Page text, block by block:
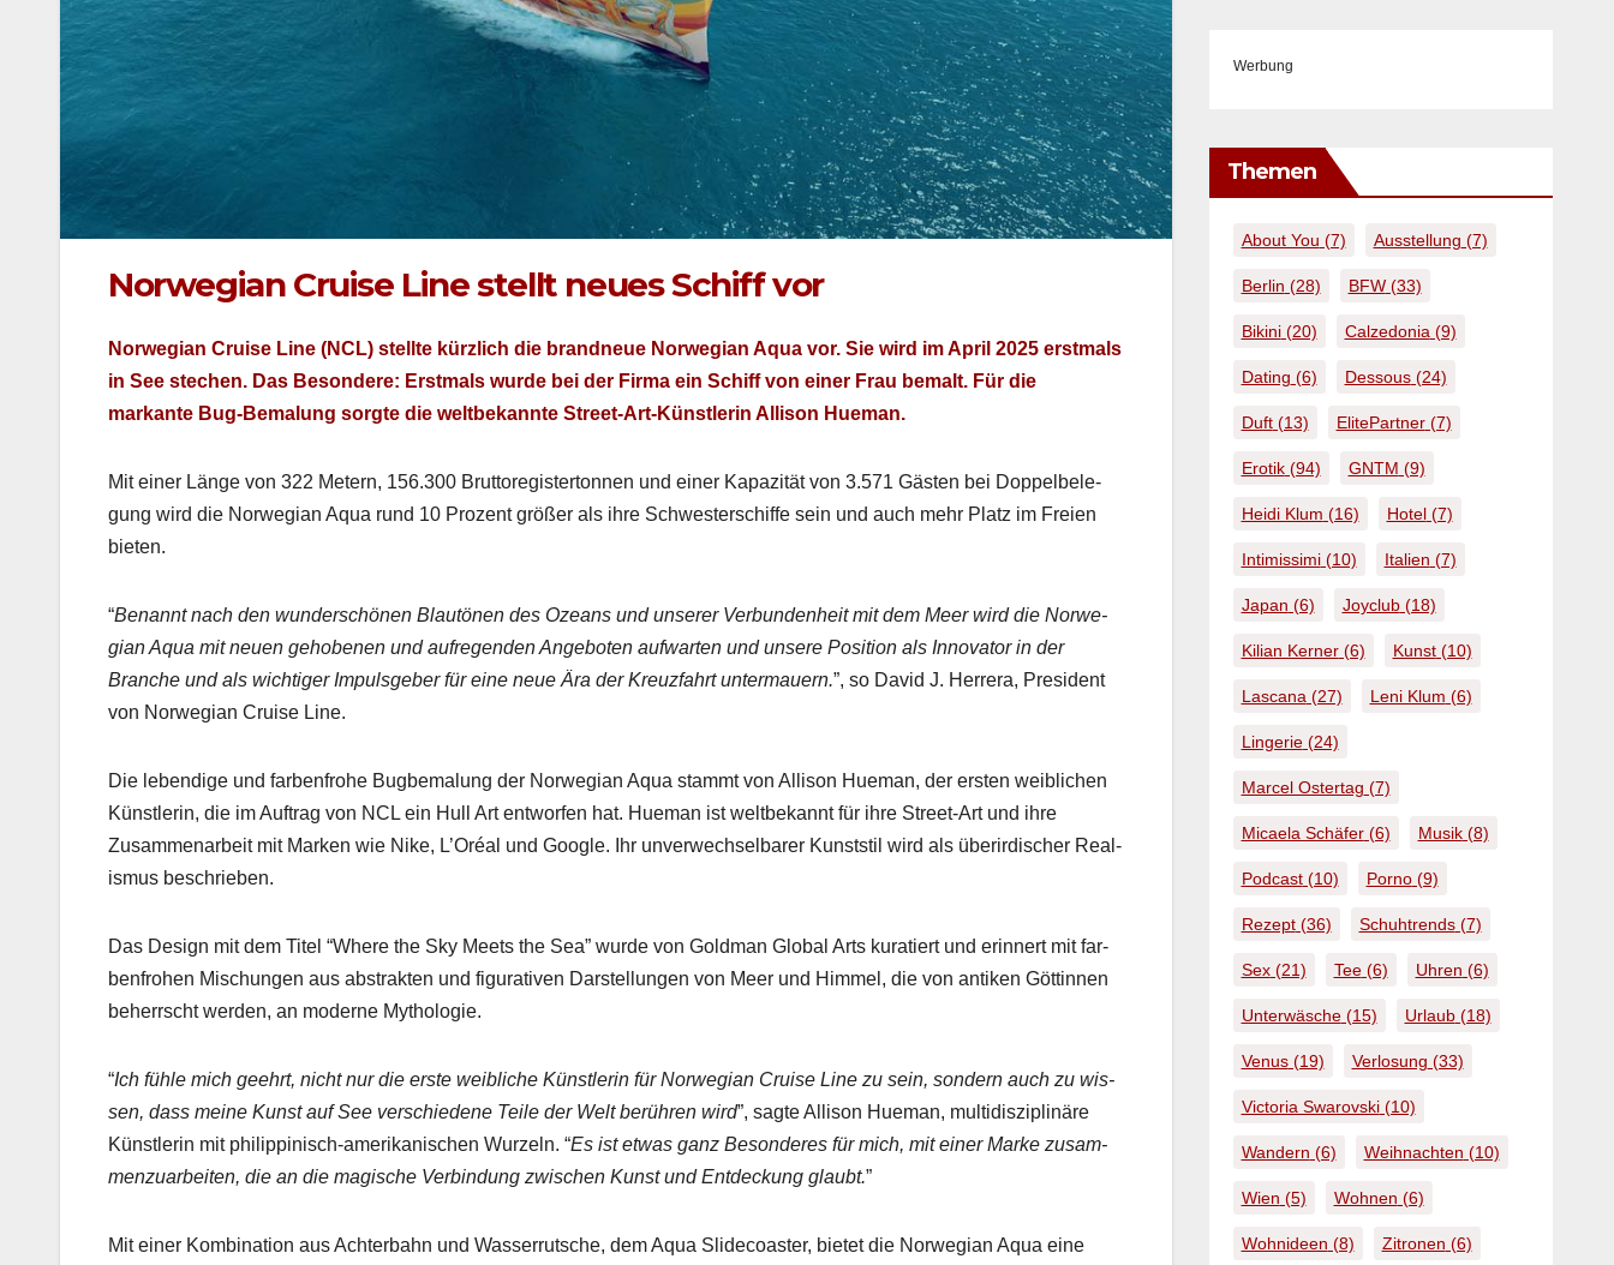
Norwegian Cruise Line stellt neues Schiff vor
Nor­we­gian Cruise Line (NCL) stellte kür­zlich die brand­neue Nor­we­gian Aqua vor. Sie wird im April 2025 erst­mals
in See stechen. Das Beson­dere: Erst­mals wurde bei der Fir­ma ein Schiff von ein­er Frau bemalt. Für die
markante Bug-Bemalung sorgte die welt­bekan­nte Street-Art-Kün­st­lerin Alli­son Hue­man.
Mit ein­er Länge von 322 Metern, 156.300 Brut­toreg­is­ter­ton­nen und ein­er Kapaz­ität von 3.571 Gästen bei Dop­pel­bele­
gung wird die Nor­we­gian Aqua rund 10 Prozent größer als ihre Schwest­er­schiffe sein und auch mehr Platz im Freien
bieten.
“Benan­nt nach den wun­der­schö­nen Blautö­nen des Ozeans und unser­er Ver­bun­den­heit mit dem Meer wird die Nor­we­
gian Aqua mit neuen gehobe­nen und aufre­gen­den Ange­boten aufwarten und unsere Posi­tion als Inno­va­tor in der
Branche und als wichtiger Impuls­ge­ber für eine neue Ära der Kreuz­fahrt unter­mauern.”, so David J. Her­rera, Pres­i­dent
von Nor­we­gian Cruise Line.
Die lebendi­ge und far­ben­fro­he Bugbe­malung der Nor­we­gian Aqua stammt von Alli­son Hue­man, der ersten weib­lichen
Kün­st­lerin, die im Auf­trag von NCL ein Hull Art ent­wor­fen hat. Hue­man ist welt­bekan­nt für ihre Street-Art und ihre
Zusam­me­nar­beit mit Marken wie Nike, L’Oréal und Google. Ihr unver­wech­sel­bar­er Kun­st­stil wird als überirdis­ch­er Real­
is­mus beschrieben.
Das Design mit dem Titel “Where the Sky Meets the Sea” wurde von Gold­man Glob­al Arts kuratiert und erin­nert mit far­
ben­fro­hen Mis­chun­gen aus abstrak­ten und fig­u­ra­tiv­en Darstel­lun­gen von Meer und Him­mel, die von antiken Göt­tin­nen
beherrscht wer­den, an mod­erne Mytholo­gie.
“Ich füh­le mich geehrt, nicht nur die erste weib­liche Kün­st­lerin für Nor­we­gian Cruise Line zu sein, son­dern auch zu wis­
sen, dass meine Kun­st auf See ver­schiedene Teile der Welt berühren wird”, sagte Alli­son Hue­man, mul­ti­diszi­plinäre
Kün­st­lerin mit philip­pinisch-amerikanis­chen Wurzeln. “Es ist etwas ganz Beson­deres für mich, mit ein­er Marke zusam­
men­zuar­beit­en, die an die magis­che Verbindung zwis­chen Kun­st und Ent­deck­ung glaubt.”
Mit ein­er Kom­bi­na­tion aus Achter­bahn und Wasser­rutsche, dem Aqua Slide­coast­er, bietet die Nor­we­gian Aqua eine
Werbung
Themen
About You (7) Ausstellung (7)
Berlin (28) BFW(33)
Bikini(20) Calzedonia (9)
Dating (6) Dessous(24)
Duft(13) ElitePartner(7)
Erotik(94) GNTM (9)
Heidi Klum (16) Hotel(7)
Intimissimi(10) Italien (7)
Japan (6) Joyclub(18)
Kilian Kerner(6) Kunst(10)
Lascana (27) Leni Klum (6)
Lingerie(24)
Marcel Ostertag (7)
Micaela Schäfer(6) Musik(8)
Podcast(10) Porno(9)
Rezept(36) Schuhtrends(7)
Sex(21) Tee(6) Uhren (6)
Unterwäsche(15) Urlaub(18)
Venus(19) Verlosung (33)
Victoria Swarovski(10)
Wandern (6) Weihnachten (10)
Wien (5) Wohnen (6)
Wohnideen (8) Zitronen (6)